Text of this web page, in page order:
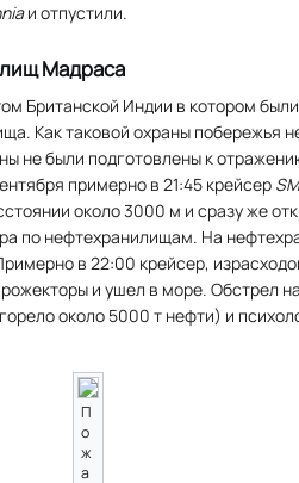
и отпустили.
Мадраса
Британской Индии в котором были
Как таковой охраны побережья
не были подготовлены к
примерно в 21:45 крейсер
около 3000 м и сразу же
по нефтехранилищам. На
в 22:00 крейсер,
и ушел в море. Обстрел
около 5000 т нефти) и
П
о
ж
а